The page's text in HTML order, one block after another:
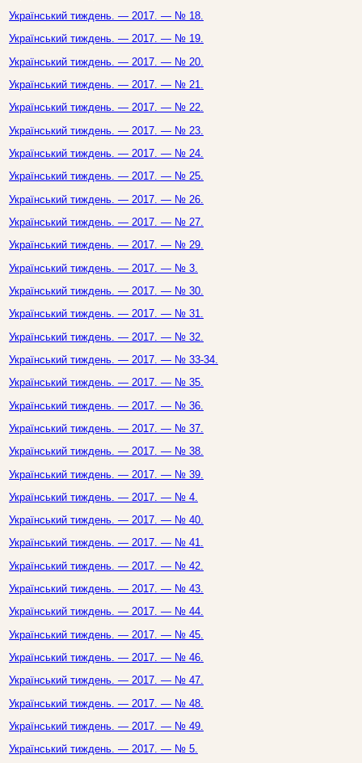
Український тиждень. — 2017. — № 18.
Український тиждень. — 2017. — № 19.
Український тиждень. — 2017. — № 20.
Український тиждень. — 2017. — № 21.
Український тиждень. — 2017. — № 22.
Український тиждень. — 2017. — № 23.
Український тиждень. — 2017. — № 24.
Український тиждень. — 2017. — № 25.
Український тиждень. — 2017. — № 26.
Український тиждень. — 2017. — № 27.
Український тиждень. — 2017. — № 29.
Український тиждень. — 2017. — № 3.
Український тиждень. — 2017. — № 30.
Український тиждень. — 2017. — № 31.
Український тиждень. — 2017. — № 32.
Український тиждень. — 2017. — № 33-34.
Український тиждень. — 2017. — № 35.
Український тиждень. — 2017. — № 36.
Український тиждень. — 2017. — № 37.
Український тиждень. — 2017. — № 38.
Український тиждень. — 2017. — № 39.
Український тиждень. — 2017. — № 4.
Український тиждень. — 2017. — № 40.
Український тиждень. — 2017. — № 41.
Український тиждень. — 2017. — № 42.
Український тиждень. — 2017. — № 43.
Український тиждень. — 2017. — № 44.
Український тиждень. — 2017. — № 45.
Український тиждень. — 2017. — № 46.
Український тиждень. — 2017. — № 47.
Український тиждень. — 2017. — № 48.
Український тиждень. — 2017. — № 49.
Український тиждень. — 2017. — № 5.